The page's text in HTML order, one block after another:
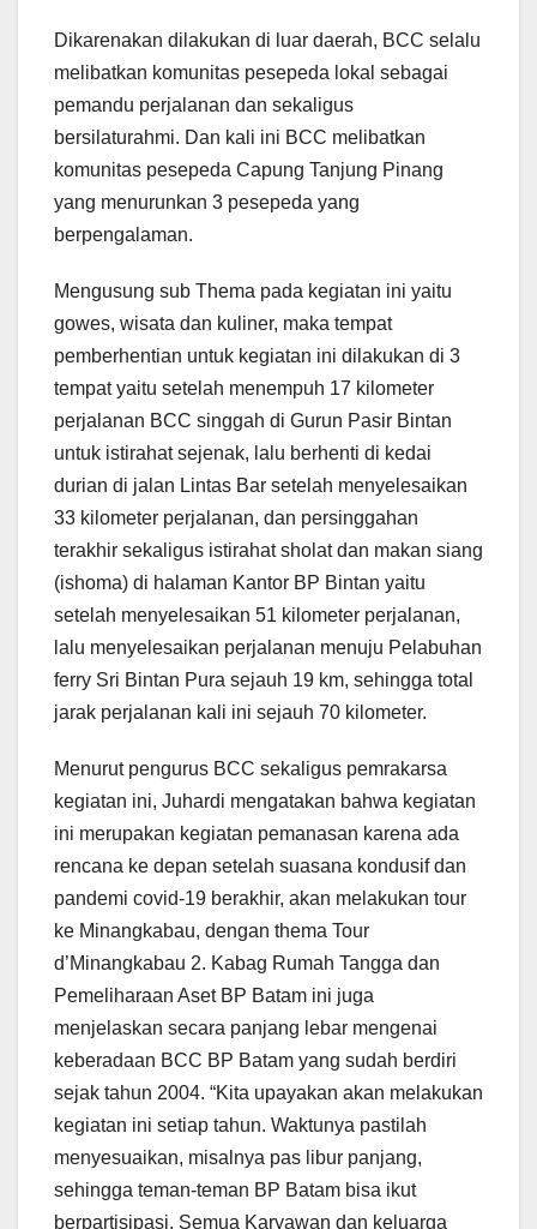
Dikarenakan dilakukan di luar daerah, BCC selalu
melibatkan komunitas pesepeda lokal sebagai
pemandu perjalanan dan sekaligus
bersilaturahmi. Dan kali ini BCC melibatkan
komunitas pesepeda Capung Tanjung Pinang
yang menurunkan 3 pesepeda yang
berpengalaman.
Mengusung sub Thema pada kegiatan ini yaitu
gowes, wisata dan kuliner, maka tempat
pemberhentian untuk kegiatan ini dilakukan di 3
tempat yaitu setelah menempuh 17 kilometer
perjalanan BCC singgah di Gurun Pasir Bintan
untuk istirahat sejenak, lalu berhenti di kedai
durian di jalan Lintas Bar setelah menyelesaikan
33 kilometer perjalanan, dan persinggahan
terakhir sekaligus istirahat sholat dan makan siang
(ishoma) di halaman Kantor BP Bintan yaitu
setelah menyelesaikan 51 kilometer perjalanan,
lalu menyelesaikan perjalanan menuju Pelabuhan
ferry Sri Bintan Pura sejauh 19 km, sehingga total
jarak perjalanan kali ini sejauh 70 kilometer.
Menurut pengurus BCC sekaligus pemrakarsa
kegiatan ini, Juhardi mengatakan bahwa kegiatan
ini merupakan kegiatan pemanasan karena ada
rencana ke depan setelah suasana kondusif dan
pandemi covid-19 berakhir, akan melakukan tour
ke Minangkabau, dengan thema Tour
d’Minangkabau 2. Kabag Rumah Tangga dan
Pemeliharaan Aset BP Batam ini juga
menjelaskan secara panjang lebar mengenai
keberadaan BCC BP Batam yang sudah berdiri
sejak tahun 2004. “Kita upayakan akan melakukan
kegiatan ini setiap tahun. Waktunya pastilah
menyesuaikan, misalnya pas libur panjang,
sehingga teman-teman BP Batam bisa ikut
berpartisipasi. Semua Karyawan dan keluarga